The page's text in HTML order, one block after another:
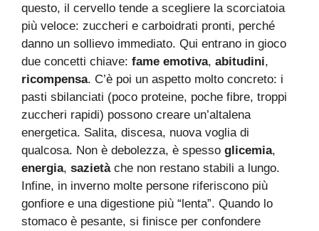
questo, il cervello tende a scegliere la scorciatoia
più veloce: zuccheri e carboidrati pronti, perché
danno un sollievo immediato. Qui entrano in gioco
due concetti chiave: fame emotiva, abitudini,
ricompensa. C’è poi un aspetto molto concreto: i
pasti sbilanciati (poco proteine, poche fibre, troppi
zuccheri rapidi) possono creare un’altalena
energetica. Salita, discesa, nuova voglia di
qualcosa. Non è debolezza, è spesso glicemia,
energia, sazietàche non restano stabili a lungo.
Infine, in inverno molte persone riferiscono più
gonfiore e una digestione più “lenta”. Quando lo
stomaco è pesante, si finisce per confondere